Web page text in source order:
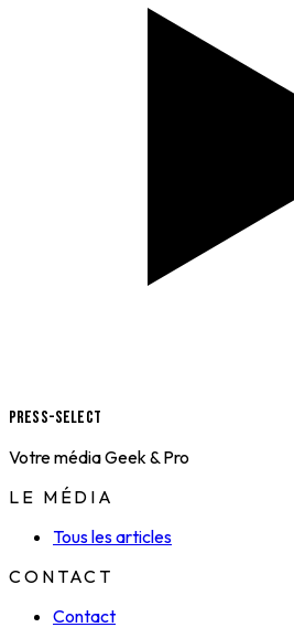
Press-Select
Votre média Geek & Pro
LE MÉDIA
Tous les articles
CONTACT
Contact